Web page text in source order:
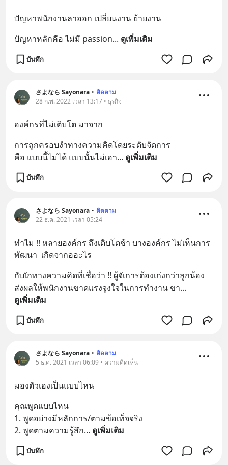
ปัญหาพนักงานลาออก เปลี่ยนงาน ย้ายงาน
ปัญหาหลักคือ ไม่มี passion... ดูเพิ่มเติม
บันทึก
さよなら Sayonara • ติดตาม
28 ก.พ. 2022 เวลา 13:17 • ธุรกิจ
องค์กรที่ไม่เติบโต มาจาก
การถูกครอบงำทางความคิดโดยระดับจัดการ
คือ แบบนี้ไม่ได้ แบบนั้นไม่เอา... ดูเพิ่มเติม
บันทึก
さよなら Sayonara • ติดตาม
22 ธ.ค. 2021 เวลา 05:24
ทำไม !! หลายองค์กร ถึงเติบโตช้า บางองค์กร ไม่เห็นการ
พัฒนา  เกิดจากออะไร
กับเักทางความคิดที่เชื่อว่า !! ผู้จัเการต้องเก่งกว่าลูกน้อง
ส่งผลให้พนักงานขาดแรงจูงใจในการทำงาน ขา...
ดูเพิ่มเติม
บันทึก
さよなら Sayonara • ติดตาม
5 ธ.ค. 2021 เวลา 06:09 • ความคิดเห็น
มองตัวเองเป็นแบบไหน
คุณพูดแบบไหน
1. พูดอย่างมีหลักการ/ตามข้อเท็จจริง
2. พูดตามความรู้สึก... ดูเพิ่มเติม
บันทึก